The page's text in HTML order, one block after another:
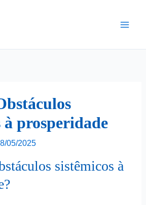
à prosperidade
05/2025
sistêmicos à